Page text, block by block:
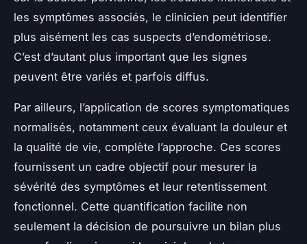
les symptômes associés, le clinicien peut identifier
plus aisément les cas suspects d’endométriose.
C’est d’autant plus important que les signes
peuvent être variés et parfois diffus.
Par ailleurs, l’application de scores symptomatiques
normalisés, notamment ceux évaluant la douleur et
la qualité de vie, complète l’approche. Ces scores
fournissent un cadre objectif pour mesurer la
sévérité des symptômes et leur retentissement
fonctionnel. Cette quantification facilite non
seulement la décision de poursuivre un bilan plus